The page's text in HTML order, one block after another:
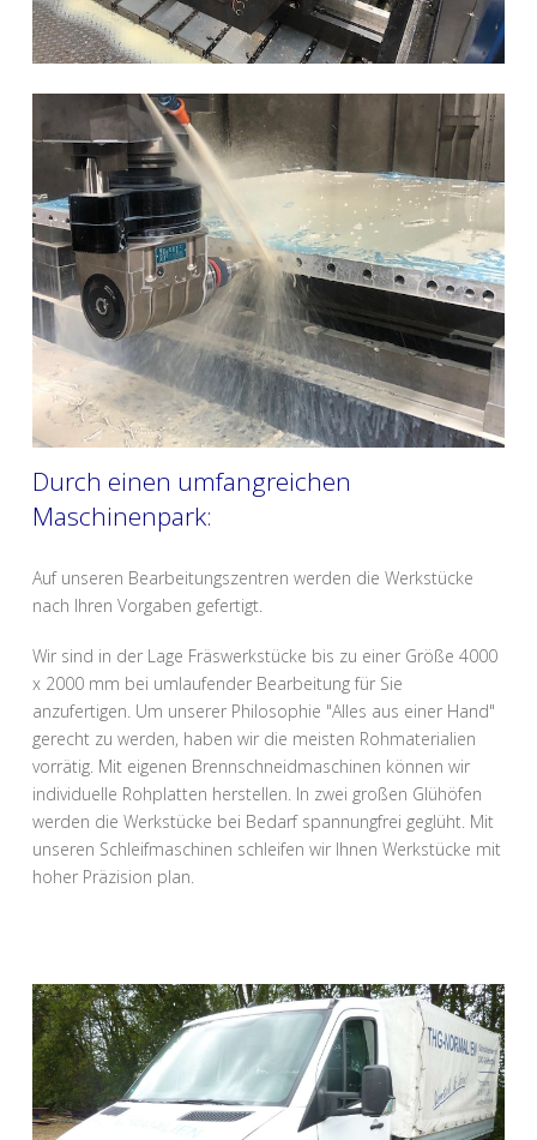
Durch einen umfangreichen
Maschinenpark:
Auf unseren Bearbeitungszentren werden die Werkstücke
nach Ihren Vorgaben gefertigt.
Wir sind in der Lage Fräswerkstücke bis zu einer Größe 4000
x 2000 mm bei umlaufender Bearbeitung für Sie
anzufertigen. Um unserer Philosophie "Alles aus einer Hand"
gerecht zu werden, haben wir die meisten Rohmaterialien
vorrätig. Mit eigenen Brennschneidmaschinen können wir
individuelle Rohplatten herstellen. In zwei großen Glühöfen
werden die Werkstücke bei Bedarf spannungfrei geglüht. Mit
unseren Schleifmaschinen schleifen wir Ihnen Werkstücke mit
hoher Präzision plan.